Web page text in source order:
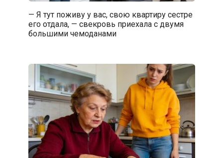
— Я тут поживу у вас, свою квартиру сестре
его отдала, — свекровь приехала с двумя
большими чемоданами